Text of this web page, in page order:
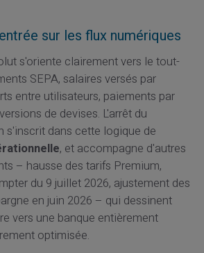
sur les flux numériques
s'oriente clairement vers le tout-
SEPA, salaires versés par
entre utilisateurs, paiements par
de devises. L'arrêt du
s'inscrit dans cette logique de
, et accompagne d'autres
– hausse des tarifs Premium,
du 9 juillet 2026, ajustement des
en juin 2026 – qui dessinent
vers une banque entièrement
optimisée.